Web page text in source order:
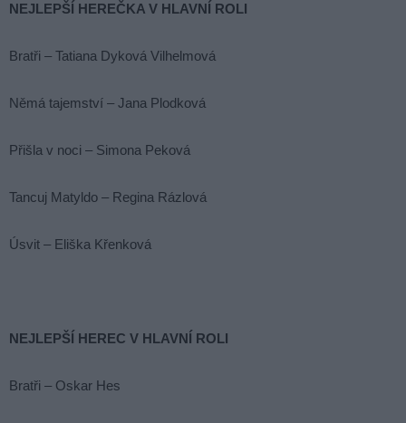
NEJLEPŠÍ HEREČKA V HLAVNÍ ROLI
Bratři – Tatiana Dyková Vilhelmová
Němá tajemství – Jana Plodková
Přišla v noci – Simona Peková
Tancuj Matyldo – Regina Rázlová
Úsvit – Eliška Křenková
NEJLEPŠÍ HEREC V HLAVNÍ ROLI
Bratři – Oskar Hes